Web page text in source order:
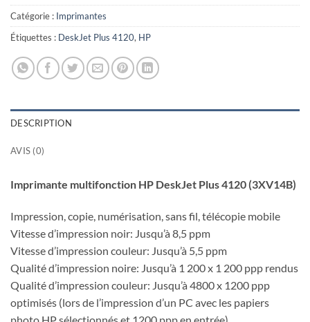
Catégorie : Imprimantes
Étiquettes : DeskJet Plus 4120, HP
DESCRIPTION
AVIS (0)
Imprimante multifonction HP DeskJet Plus 4120 (3XV14B)
Impression, copie, numérisation, sans fil, télécopie mobile
Vitesse d’impression noir: Jusqu’à 8,5 ppm
Vitesse d’impression couleur: Jusqu’à 5,5 ppm
Qualité d’impression noire: Jusqu’à 1 200 x 1 200 ppp rendus
Qualité d’impression couleur: Jusqu’à 4800 x 1200 ppp
optimisés (lors de l’impression d’un PC avec les papiers